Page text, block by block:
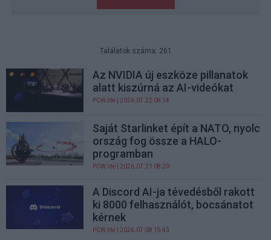
Találatok száma: 261
Az NVIDIA új eszköze pillanatok
alatt kiszúrná az AI-videókat
PCW.lite | 2026.07.22 08:14
Saját Starlinket épít a NATO, nyolc
ország fog össze a HALO-
programban
PCW.lite | 2026.07.21 08:20
A Discord AI-ja tévedésből rakott
ki 8000 felhasználót, bocsánatot
kérnek
PCW.lite | 2026.07.08 15:43